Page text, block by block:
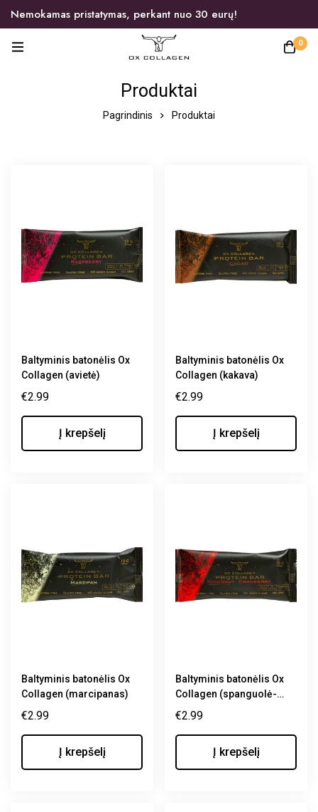
Nemokamas pristatymas, perkant nuo 30 eurų!
0
Produktai
Pagrindinis Produktai
Baltyminis batonėlis Ox
Collagen (avietė)
€2.99
Į krepšelį
Baltyminis batonėlis Ox
Collagen (kakava)
€2.99
Į krepšelį
Baltyminis batonėlis Ox
Collagen (marcipanas)
€2.99
Į krepšelį
Baltyminis batonėlis Ox
Collagen (spanguolė-
kokosas)
€2.99
Į krepšelį